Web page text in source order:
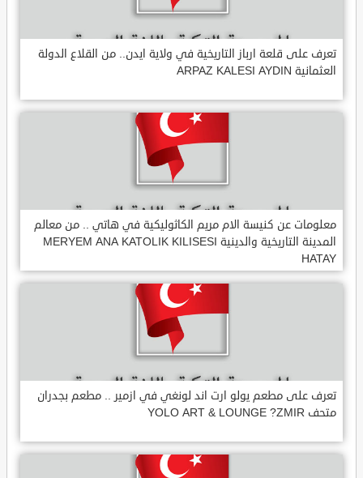
تعرف على قلعة ارباز التاريخية في ولاية ايدن.. من القلاع الدولة
العثمانية ARPAZ KALESI AYDIN
معلومات عن كنيسة الام مريم الكاثوليكية في هاتي .. من معالم
المدينة التاريخية والدينية MERYEM ANA KATOLIK KILISESI
HATAY
تعرف على مطعم يولو ارت اند لونغي في ازمير .. مطعم بجدران
متحف YOLO ART & LOUNGE ?ZMIR